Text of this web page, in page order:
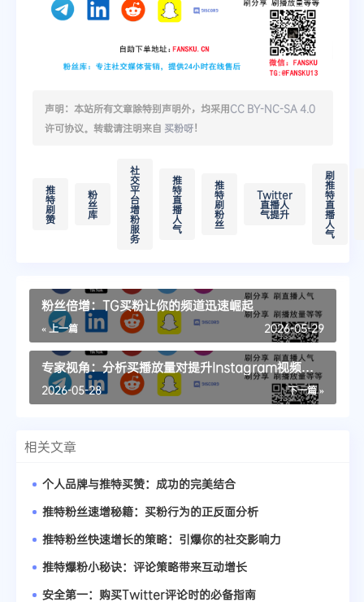
声明：本站所有文章除特别声明外，均采用CC BY-NC-SA 4.0
许可协议。转载请注明来自 买粉呀！
推
特
刷
赞
粉
丝
库
社
交
平
台
增
粉
服
务
推
特
直
播
人
气
推
特
刷
粉
丝
Twitter
直播人
气提升
刷
推
特
直
播
人
气
粉丝倍增：TG买粉让你的频道迅速崛起
« 上一篇 2026-05-29
专家视角：分析买播放量对提升Instagram视频效
果的影响
下一篇 »
2026-05-28
相关文章
个人品牌与推特买赞：成功的完美结合
推特粉丝速增秘籍：买粉行为的正反面分析
推特粉丝快速增长的策略：引爆你的社交影响力
推特爆粉小秘诀：评论策略带来互动增长
安全第一：购买Twitter评论时的必备指南